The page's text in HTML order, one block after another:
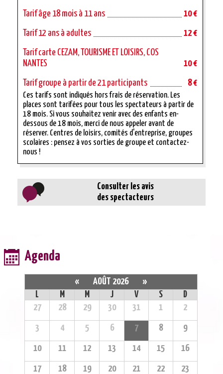
Tarif âge 18 mois à 11 ans 10 €
Tarif 12 ans à adultes 12 €
Tarif carte CEZAM, TOURISME ET LOISIRS, COS
NANTES
10 €
Tarif groupe à partir de 21 participants 8 €
Ces tarifs sont indiqués hors frais de réservation. Les
places sont tarifées pour tous les spectateurs à partir de
18 mois. Si vous souhaitez venir avec des enfants en-
dessous de 18 mois, merci de nous appeler avant de
réserver. Centres de loisirs, comités d'entreprise, groupes
scolaires : pensez à vos sorties de groupe et contactez-
nous !
Consulter les avis
des spectacteurs
Agenda
« AOÛT 2026
»
L
M M J V S
D
27
28 29 30 31 1 2
3 4 5 6 7 8 9
10 11 12 13 14 15 16
17 18 19 20 21 22 23